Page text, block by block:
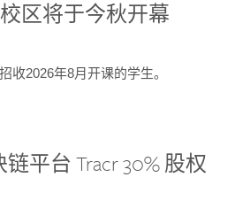
区将于今秋开幕
收2026年8月开课的学生。
平台 Tracr 30% 股权